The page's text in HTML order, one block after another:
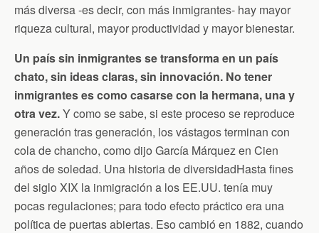
más diversa -es decir, con más inmigrantes- hay mayor
riqueza cultural, mayor productividad y mayor bienestar.
Un país sin inmigrantes se transforma en un país
chato, sin ideas claras, sin innovación. No tener
inmigrantes es como casarse con la hermana, una y
otra vez.Y como se sabe, si este proceso se reproduce
generación tras generación, los vástagos terminan con
cola de chancho, como dijo García Márquez en Cien
años de soledad. Una historia de diversidadHasta fines
del siglo XIX la inmigración a los EE.UU. tenía muy
pocas regulaciones; para todo efecto práctico era una
política de puertas abiertas. Eso cambió en 1882, cuando